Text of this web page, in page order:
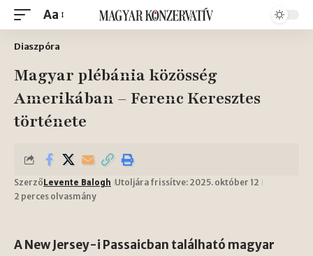
Aa
Diaszpóra
Magyar plébánia közösség
Amerikában – Ferenc Keresztes
története
Szerző Levente Balogh Utoljára frissítve: 2025. október 12
2 perces olvasmány
A New Jersey-i Passaicban található magyar